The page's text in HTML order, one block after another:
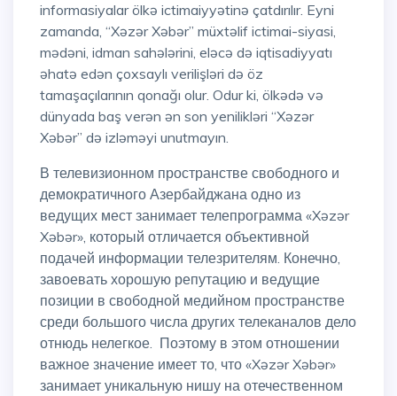
informasiyalar ölkə ictimaiyyətinə çatdırılır. Eyni
zamanda, “Xəzər Xəbər” müxtəlif ictimai-siyasi,
mədəni, idman sahələrini, eləcə də iqtisadiyyatı
əhatə edən çoxsaylı verilişləri də öz
tamaşaçılarının qonağı olur. Odur ki, ölkədə və
dünyada baş verən ən son yenilikləri “Xəzər
Xəbər” də izləməyi unutmayın.
В телевизионном пространстве свободного и
демократичного Азербайджана одно из
ведущих мест занимает телепрограмма «Xəzər
Xəbər», который отличается объективной
подачей информации телезрителям. Конечно,
завоевать хорошую репутацию и ведущие
позиции в свободной медийном пространстве
среди большого числа других телеканалов дело
отнюдь нелегкое. Поэтому в этом отношении
важное значение имеет то, что «Xəzər Xəbər»
занимает уникальную нишу на отечественном